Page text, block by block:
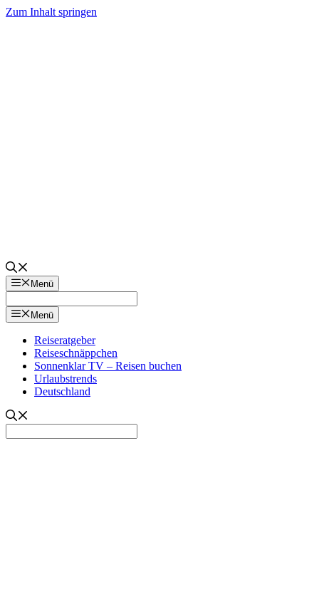
Zum Inhalt springen
Menü
Menü
Reiseratgeber
Reiseschnäppchen
Sonnenklar TV – Reisen buchen
Urlaubstrends
Deutschland